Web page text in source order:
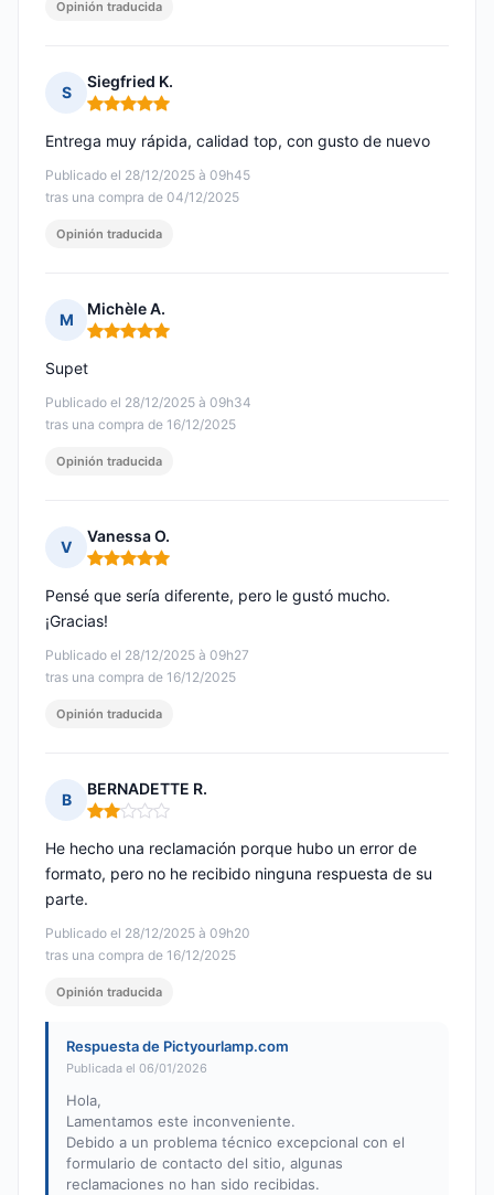
Opinión traducida
S
Siegfried K.
Nota: 5 de 5
Publicado el 28/12/2025 à 09h45
tras una compra de 04/12/2025
Entrega muy rápida, calidad top, con gusto de nuevo
Opinión traducida
M
Michèle A.
Nota: 5 de 5
Publicado el 28/12/2025 à 09h34
tras una compra de 16/12/2025
Supet
Opinión traducida
V
Vanessa O.
Nota: 5 de 5
Publicado el 28/12/2025 à 09h27
tras una compra de 16/12/2025
Pensé que sería diferente, pero le gustó mucho.
¡Gracias!
Opinión traducida
B
BERNADETTE R.
Nota: 2 de 5
Publicado el 28/12/2025 à 09h20
tras una compra de 16/12/2025
He hecho una reclamación porque hubo un error de
formato, pero no he recibido ninguna respuesta de su
parte.
Opinión traducida
Respuesta de Pictyourlamp.com
Publicada el 06/01/2026
Hola,
Lamentamos este inconveniente.
Debido a un problema técnico excepcional con el
formulario de contacto del sitio, algunas
reclamaciones no han sido recibidas.